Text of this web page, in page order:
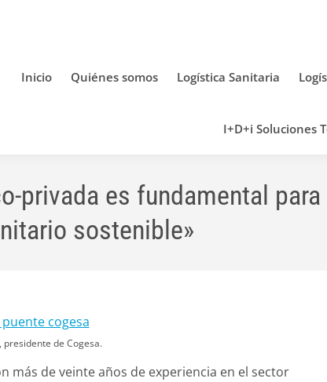
Inicio Quiénes somos Logística Sanitaria
I+D+i Soluciones
privada es fundamental para
sostenible»
presidente de Cogesa.
más de veinte años de experiencia en el sector